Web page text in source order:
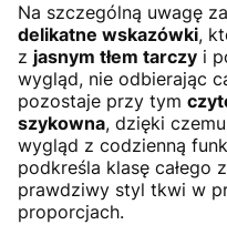
Na szczególną uwagę
delikatne wskazówki,
z jasnym tłem tarczy i
wygląd, nie odbierając
pozostaje przy tym
szykowna, dzięki
wygląd z codzienną
podkreśla klasę całego
prawdziwy styl tkwi w
proporcjach.